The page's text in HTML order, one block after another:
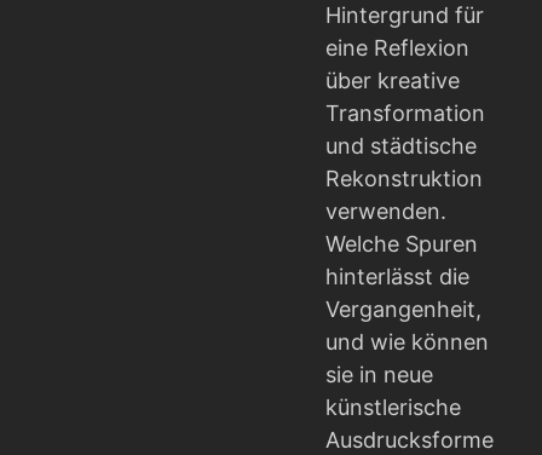
Hintergrund für
eine Reflexion
über kreative
Transformation
und städtische
Rekonstruktion
verwenden.
Welche Spuren
hinterlässt die
Vergangenheit,
und wie können
sie in neue
künstlerische
Ausdrucksforme